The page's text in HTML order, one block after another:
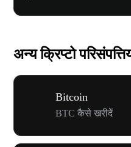
अन्य क्रिप्टो
Bitcoin
BTC कैसे खरीदें